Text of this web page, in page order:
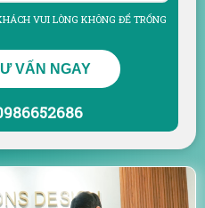
VUI LÒNG KHÔNG ĐỂ TRỐNG
VẤN NGAY